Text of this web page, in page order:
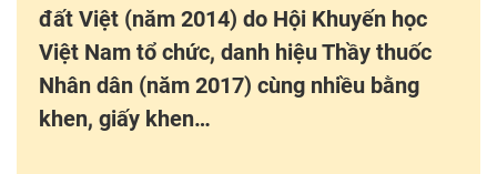
đất Việt (năm 2014) do Hội Khuyến học
Việt Nam tổ chức, danh hiệu Thầy thuốc
Nhân dân (năm 2017) cùng nhiều bằng
khen, giấy khen…